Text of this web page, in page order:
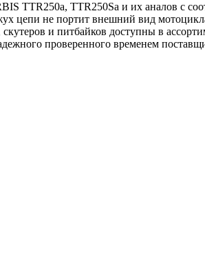
TTR250a, TTR250Sa и их аналов с
цепи не портит внешний вид
и питбайков доступны в
проверенного временем